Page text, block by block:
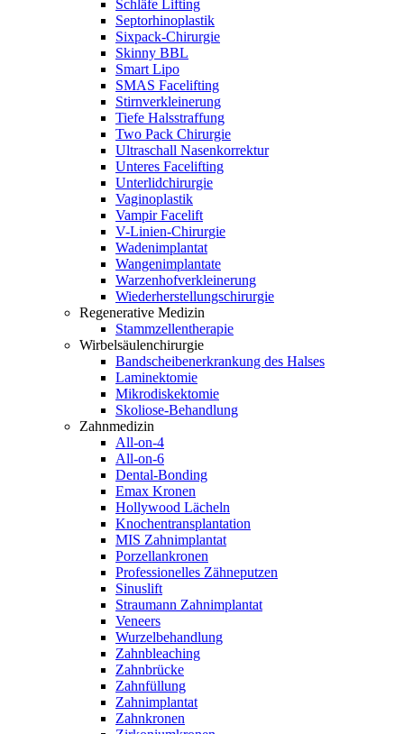
Schläfe Lifting
Septorhinoplastik
Sixpack-Chirurgie
Skinny BBL
Smart Lipo
SMAS Facelifting
Stirnverkleinerung
Tiefe Halsstraffung
Two Pack Chirurgie
Ultraschall Nasenkorrektur
Unteres Facelifting
Unterlidchirurgie
Vaginoplastik
Vampir Facelift
V-Linien-Chirurgie
Wadenimplantat
Wangenimplantate
Warzenhofverkleinerung
Wiederherstellungschirurgie
Regenerative Medizin
Stammzellentherapie
Wirbelsäulenchirurgie
Bandscheibenerkrankung des Halses
Laminektomie
Mikrodiskektomie
Skoliose-Behandlung
Zahnmedizin
All-on-4
All-on-6
Dental-Bonding
Emax Kronen
Hollywood Lächeln
Knochentransplantation
MIS Zahnimplantat
Porzellankronen
Professionelles Zähneputzen
Sinuslift
Straumann Zahnimplantat
Veneers
Wurzelbehandlung
Zahnbleaching
Zahnbrücke
Zahnfüllung
Zahnimplantat
Zahnkronen